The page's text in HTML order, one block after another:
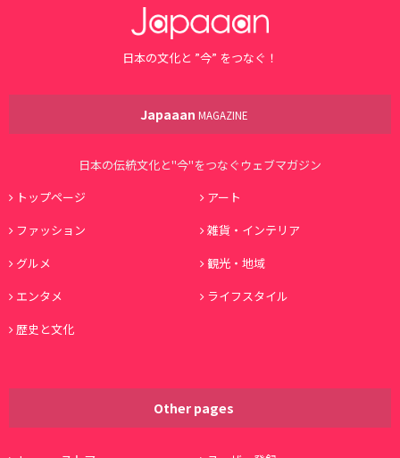
日本の文化と ”今” をつなぐ！
Japaaan MAGAZINE
日本の伝統文化と"今"をつなぐウェブマガジン
トップページ
アート
ファッション
雑貨・インテリア
グルメ
観光・地域
エンタメ
ライフスタイル
歴史と文化
Other pages